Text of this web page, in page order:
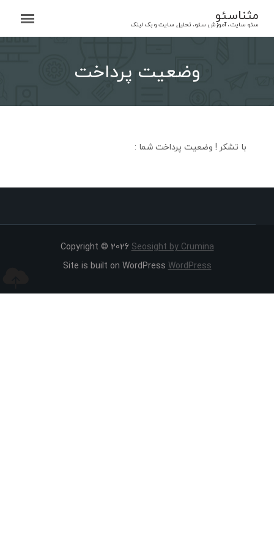
content
مثناسئو
سئو سایت، آموزش سئو، تحلیل سایت و بک لینک
وضعیت پرداخت
با تشکر ! وضعیت پرداخت شما :
Copyright © 2026Seosight by Crumina
Site is built on WordPressWordPress